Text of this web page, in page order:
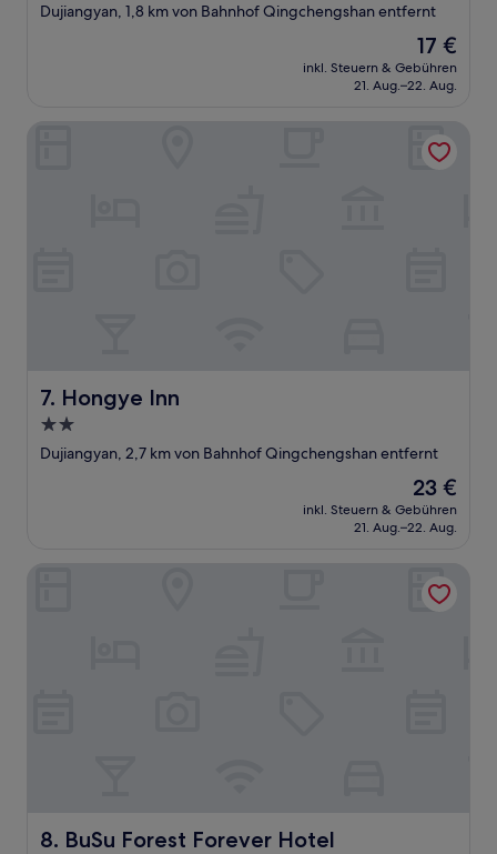
Sterne-
Dujiangyan, 1,8 km von Bahnhof Qingchengshan entfernt
Der
Preis
beträgt
17 €
inkl. Steuern & Gebühren
21. Aug.–22. Aug.
7. Hongye Inn
Hongye Inn
2.0-
Sterne-
Dujiangyan, 2,7 km von Bahnhof Qingchengshan entfernt
Der
Preis
beträgt
23 €
inkl. Steuern & Gebühren
21. Aug.–22. Aug.
8. BuSu Forest Forever Hotel
BuSu Forest Forever Hotel